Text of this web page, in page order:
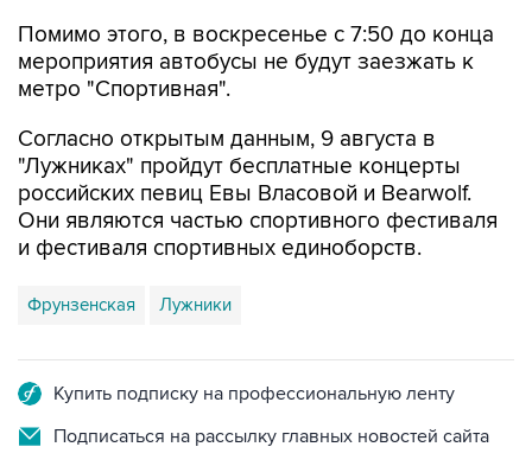
Помимо этого, в воскресенье с 7:50 до конца
мероприятия автобусы не будут заезжать к
метро "Спортивная".
Согласно открытым данным, 9 августа в
"Лужниках" пройдут бесплатные концерты
российских певиц Евы Власовой и Bearwolf.
Они являются частью спортивного фестиваля
и фестиваля спортивных единоборств.
Фрунзенская Лужники
Купить подписку на профессиональную ленту
Подписаться на рассылку главных новостей сайта